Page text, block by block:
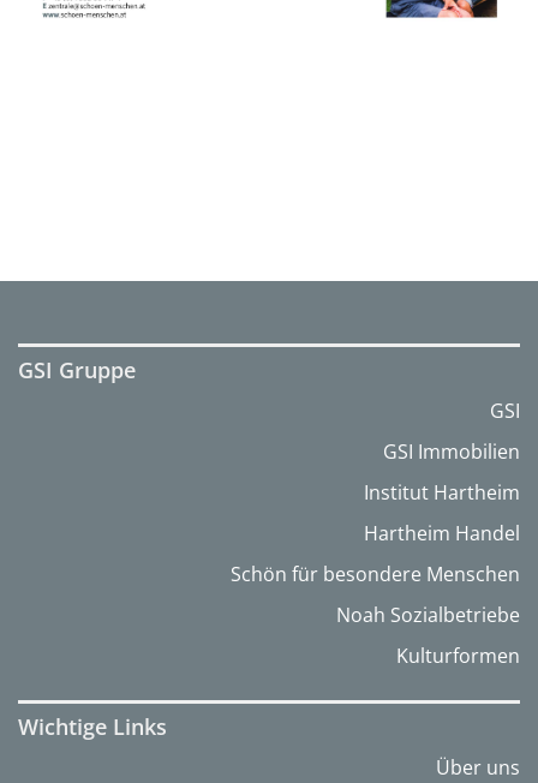
GSI Gruppe
GSI
GSI Immobilien
Institut Hartheim
Hartheim Handel
Schön für besondere Menschen
Noah Sozialbetriebe
Kulturformen
Wichtige Links
Über uns